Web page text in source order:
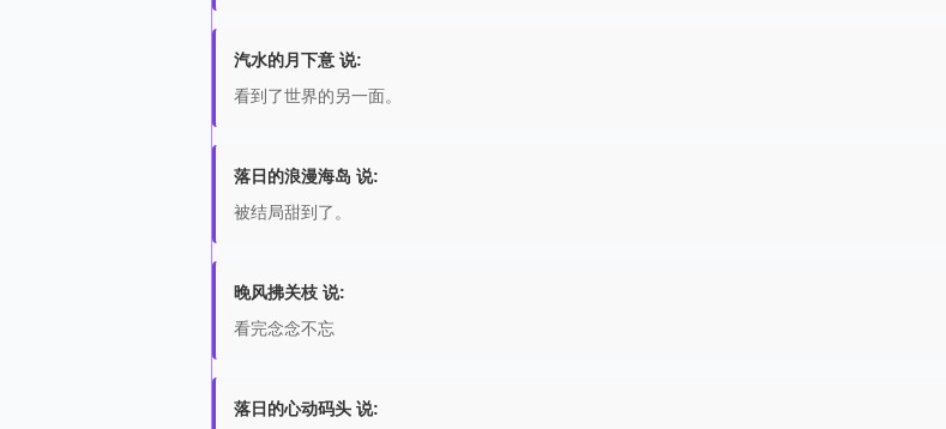
汽水的月下意 说:
看到了世界的另一面。
落日的浪漫海岛 说:
被结局甜到了。
晚风拂关枝 说:
看完念念不忘
落日的心动码头 说: